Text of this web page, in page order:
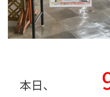
本日、